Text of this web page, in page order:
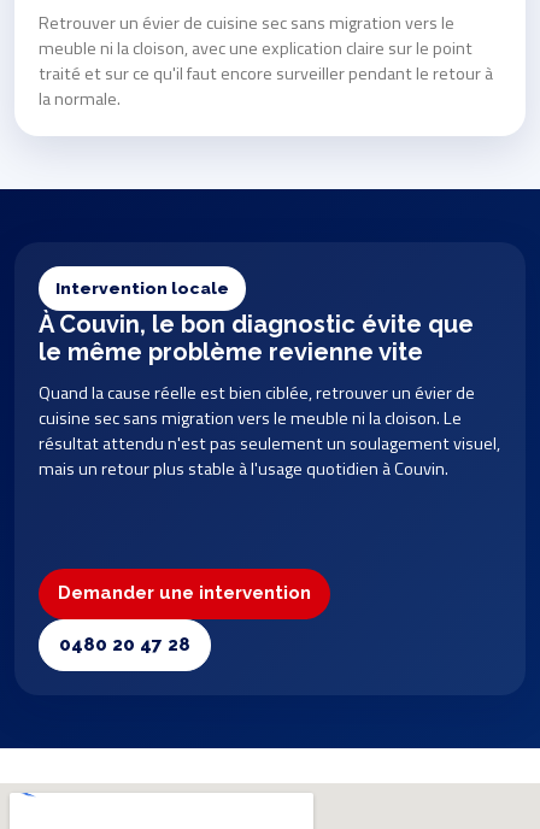
Retrouver un évier de cuisine sec sans migration vers le
meuble ni la cloison, avec une explication claire sur le point
traité et sur ce qu'il faut encore surveiller pendant le retour à
la normale.
Intervention locale
À Couvin, le bon diagnostic évite que
le même problème revienne vite
Quand la cause réelle est bien ciblée, retrouver un évier de
cuisine sec sans migration vers le meuble ni la cloison. Le
résultat attendu n'est pas seulement un soulagement visuel,
mais un retour plus stable à l'usage quotidien à Couvin.
Demander une intervention
0480 20 47 28